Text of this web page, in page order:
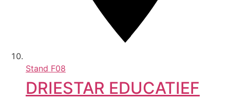
Stand F08
DRIESTAR EDUCATIEF